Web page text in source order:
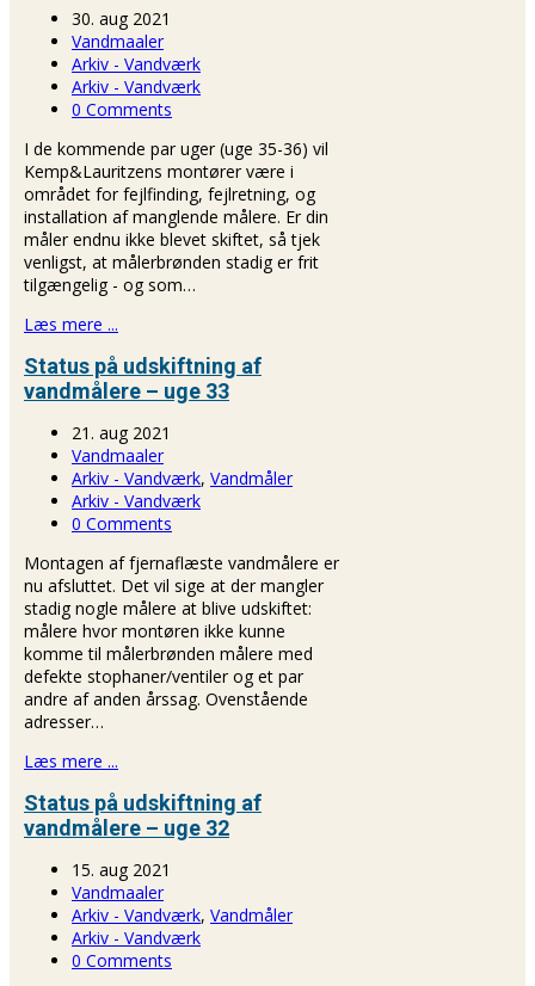
30. aug 2021
Vandmaaler
Arkiv - Vandværk
Arkiv - Vandværk
0 Comments
I de kommende par uger (uge 35-36) vil
Kemp&Lauritzens montører være i
området for fejlfinding, fejlretning, og
installation af manglende målere. Er din
måler endnu ikke blevet skiftet, så tjek
venligst, at målerbrønden stadig er frit
tilgængelig - og som…
Læs mere ...
Status på udskiftning af
vandmålere – uge 33
21. aug 2021
Vandmaaler
Arkiv - Vandværk, Vandmåler
Arkiv - Vandværk
0 Comments
Montagen af fjernaflæste vandmålere er
nu afsluttet. Det vil sige at der mangler
stadig nogle målere at blive udskiftet:
målere hvor montøren ikke kunne
komme til målerbrønden målere med
defekte stophaner/ventiler og et par
andre af anden årssag. Ovenstående
adresser…
Læs mere ...
Status på udskiftning af
vandmålere – uge 32
15. aug 2021
Vandmaaler
Arkiv - Vandværk, Vandmåler
Arkiv - Vandværk
0 Comments